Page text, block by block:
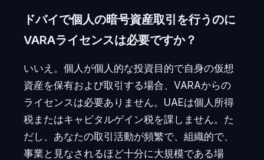
ドバイで個人の暗号資産取引を行うのに
VARAライセンスは必要ですか？
いいえ。個人が個人的な投資目的で自身の仮想
資産を保有および取引する場合、VARAからの
ライセンスは必要ありません。UAEは個人所得
税またはキャピタルゲイン税を課しません。た
だし、あなたの取引活動が頻繁で、組織的で、
事業と見なされるほど十分に大規模である場